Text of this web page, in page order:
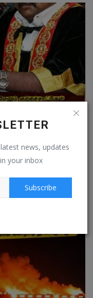
news, updates
your inbox
Subscribe
வரலாறே